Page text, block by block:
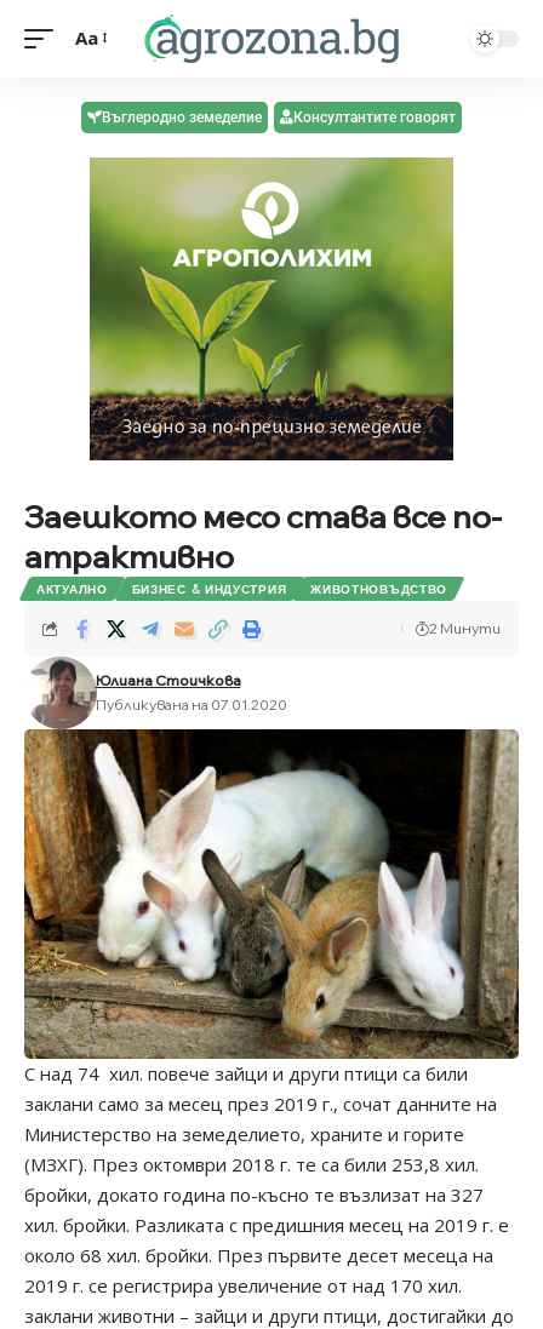
Aa
Въглеродно земеделие Консултантите говорят
Заешкото месо става все по-
атрактивно
АКТУАЛНО БИЗНЕС & ИНДУСТРИЯ ЖИВОТНОВЪДСТВО
Юлиана Стоичкова
Публикувана на 07.01.2020
2 Минути
С над 74 хил. повече зайци и други птици са били
заклани само за месец през 2019 г., сочат данните на
Министерство на земеделието, храните и горите
(МЗХГ). През октомври 2018 г. те са били 253,8 хил.
бройки, докато година по-късно те възлизат на 327
хил. бройки. Разликата с предишния месец на 2019 г. е
около 68 хил. бройки. През първите десет месеца на
2019 г. се регистрира увеличение от над 170 хил.
заклани животни – зайци и други птици, достигайки до